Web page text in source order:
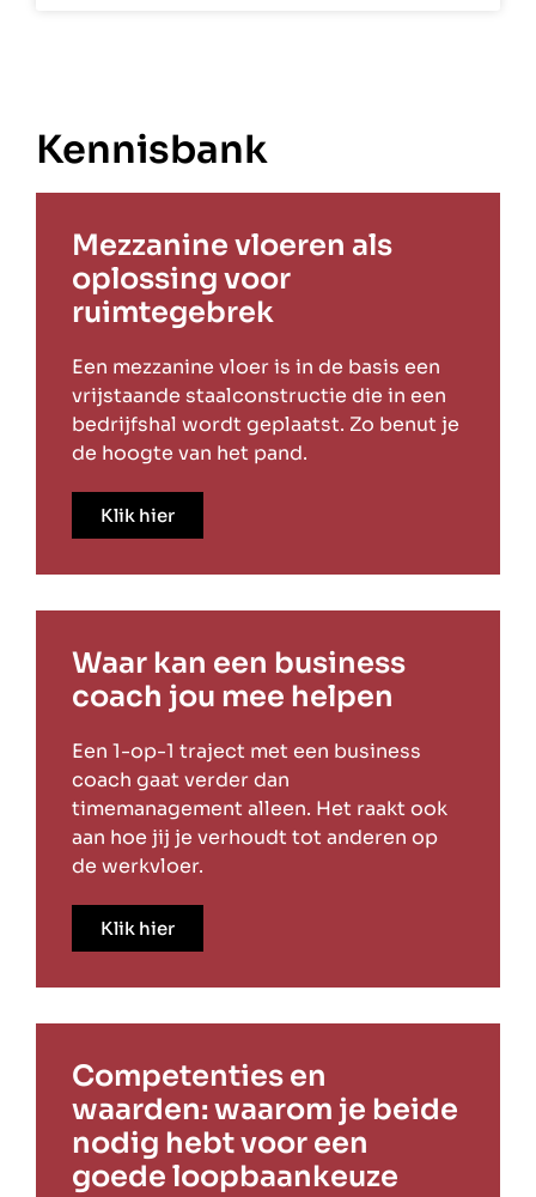
Kennisbank
Mezzanine vloeren als
oplossing voor
ruimtegebrek
Een mezzanine vloer is in de basis een
vrijstaande staalconstructie die in een
bedrijfshal wordt geplaatst. Zo benut je
de hoogte van het pand.
Klik hier
Waar kan een business
coach jou mee helpen
Een 1-op-1 traject met een business
coach gaat verder dan
timemanagement alleen. Het raakt ook
aan hoe jij je verhoudt tot anderen op
de werkvloer.
Klik hier
Competenties en
waarden: waarom je beide
nodig hebt voor een
goede loopbaankeuze